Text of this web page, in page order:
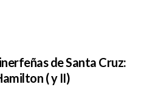
de Santa Cruz:
( y II)